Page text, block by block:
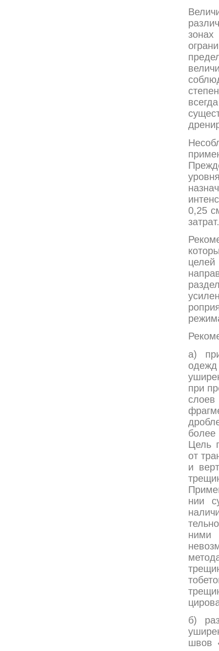
0,25
затрат.
а)
одежд
при
Цель
от
и
нии
ними
б)
швов